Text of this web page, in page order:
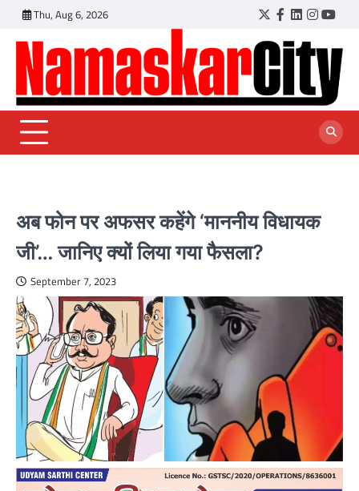
content
Thu, Aug 6, 2026 Twitter
Facebook
LinkedIn
अब फोन पर अफसर कहेंगे ‘माननीय विधायक
जी’… जानिए क्यों लिया गया फैसला?
September 7, 2023